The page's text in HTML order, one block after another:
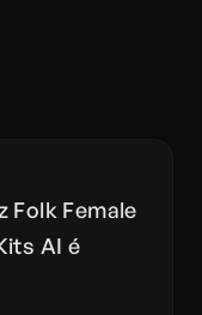
Folk Female
AI é